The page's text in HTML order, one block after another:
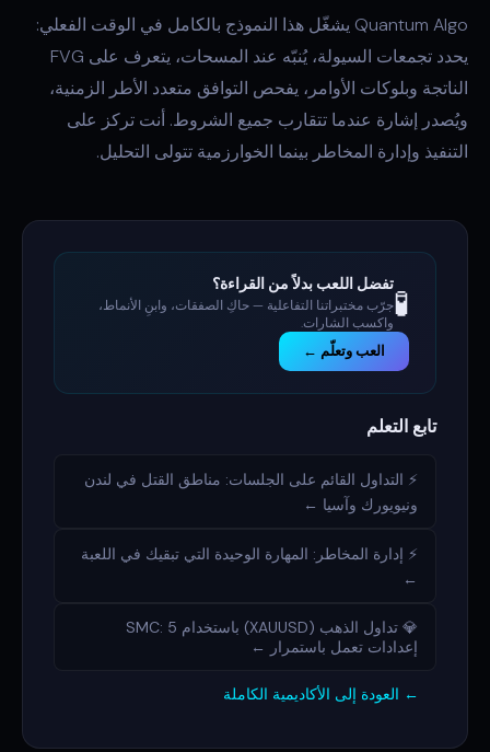
Quantum Algo يشغّل هذا النموذج بالكامل في الوقت الفعلي:
يحدد تجمعات السيولة، يُنبّه عند المسحات، يتعرف على FVG
الناتجة وبلوكات الأوامر، يفحص التوافق متعدد الأطر الزمنية،
ويُصدر إشارة عندما تتقارب جميع الشروط. أنت تركز على
التنفيذ وإدارة المخاطر بينما الخوارزمية تتولى التحليل.
🧪تفضل اللعب بدلاً من القراءة؟
جرّب مختبراتنا التفاعلية — حاكِ الصفقات، وابنِ الأنماط،
واكسب الشارات.
العب وتعلّم ←
تابع التعلم
⚡ التداول القائم على الجلسات: مناطق القتل في لندن
ونيويورك وآسيا ←
⚡ إدارة المخاطر: المهارة الوحيدة التي تبقيك في اللعبة
←
💎 تداول الذهب (XAUUSD) باستخدام SMC: 5
إعدادات تعمل باستمرار ←
← العودة إلى الأكاديمية الكاملة